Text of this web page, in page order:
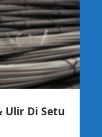
Ulir Di Setu